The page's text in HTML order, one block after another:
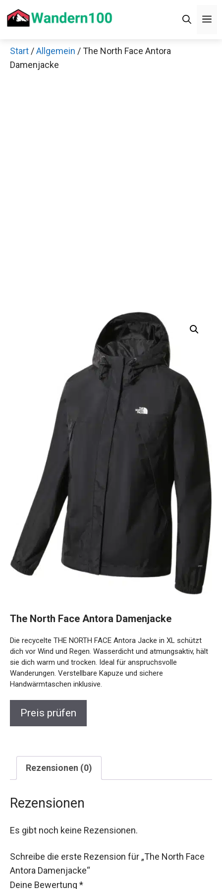
Inhalt
Start /Allgemein / The North Face Antora
Damenjacke
The North Face Antora Damenjacke
Die recycelte THE NORTH FACE Antora Jacke in XL schützt
dich vor Wind und Regen. Wasserdicht und atmungsaktiv, hält
sie dich warm und trocken. Ideal für anspruchsvolle
Wanderungen. Verstellbare Kapuze und sichere
Handwärmtaschen inklusive.
Preis prüfen
Rezensionen (0)
Rezensionen
Es gibt noch keine Rezensionen.
Schreibe die erste Rezension für „The North Face
Antora Damenjacke“
Deine Bewertung *